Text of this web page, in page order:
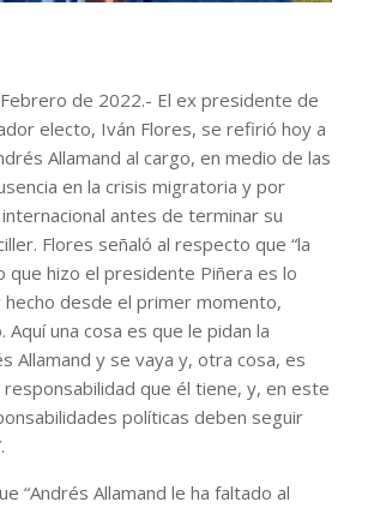
de 2022.- El ex presidente de
electo, Iván Flores, se refirió hoy a
Allamand al cargo, en medio de las
en la crisis migratoria y por
antes de terminar su
Flores señaló al respecto que “la
que hizo el presidente Piñera es lo
hecho desde el primer momento,
Aquí una cosa es que le pidan la
Allamand y se vaya y, otra cosa, es
responsabilidad que él tiene, y, en este
políticas deben seguir
“Andrés Allamand le ha faltado al